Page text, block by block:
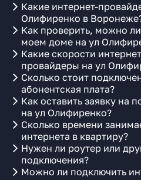
Какие интернет-
Олифиренко в
Как проверить, можно
моем доме на ул
Какие скорости
провайдеры на ул
Сколько стоит
абонентская плата?
Как оставить заявку на
на ул Олифиренко?
Сколько времени
интернета в квартиру?
Нужен ли роутер или
подключения?
Можно ли подключить